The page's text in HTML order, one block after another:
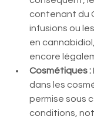
contenant du
infusions ou
en
encore
Cosmétiques :
dans les
permise sous
conditions,